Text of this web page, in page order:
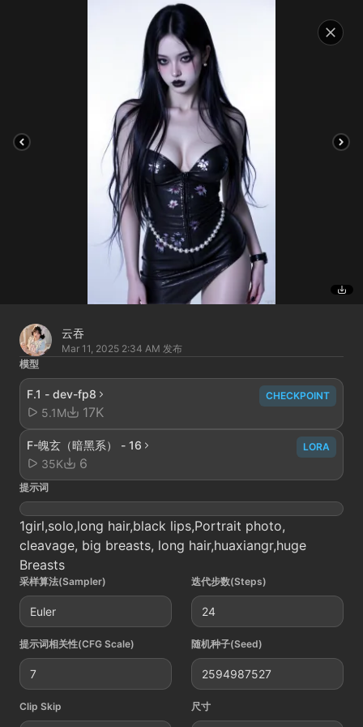
云吞
Mar 11, 2025 2:34 AM 发布
模型
F.1 - dev-fp8
5.1M
17K
CHECKPOINT
F-魄玄（暗黑系） - 16
35K
6
LORA
提示词
1girl,solo,long hair,black lips,Portrait photo,
cleavage, big breasts, long hair,huaxiangr,huge
Breasts
采样算法(Sampler)
Euler
迭代步数(Steps)
24
提示词相关性(CFG Scale)
7
随机种子(Seed)
2594987527
Clip Skip 尺寸